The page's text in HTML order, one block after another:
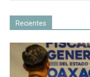
Recientes